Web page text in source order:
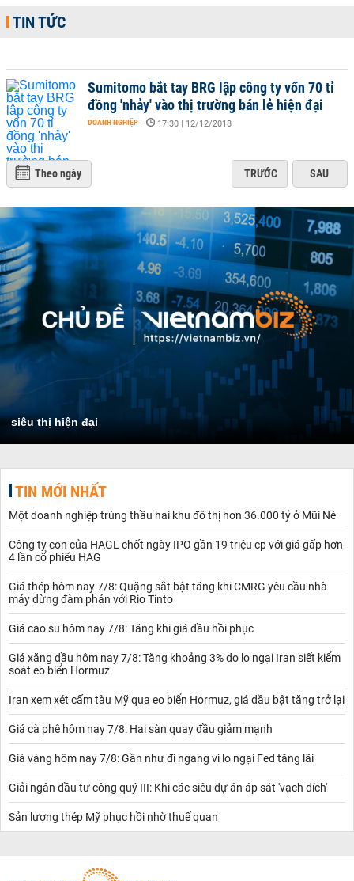
TIN TỨC
Sumitomo bắt tay BRG lập công ty vốn 70 tỉ
đồng 'nhảy' vào thị trường bán lẻ hiện đại
DOANH NGHIỆP - 17:30 | 12/12/2018
Theo ngày TRƯỚC SAU
siêu thị hiện đại
TIN MỚI NHẤT
Một doanh nghiệp trúng thầu hai khu đô thị hơn 36.000 tỷ ở Mũi Né
Công ty con của HAGL chốt ngày IPO gần 19 triệu cp với giá gấp hơn
4 lần cổ phiếu HAG
Giá thép hôm nay 7/8: Quặng sắt bật tăng khi CMRG yêu cầu nhà
máy dừng đàm phán với Rio Tinto
Giá cao su hôm nay 7/8: Tăng khi giá dầu hồi phục
Giá xăng dầu hôm nay 7/8: Tăng khoảng 3% do lo ngại Iran siết kiểm
soát eo biển Hormuz
Iran xem xét cấm tàu Mỹ qua eo biển Hormuz, giá dầu bật tăng trở lại
Giá cà phê hôm nay 7/8: Hai sàn quay đầu giảm mạnh
Giá vàng hôm nay 7/8: Gần như đi ngang vì lo ngại Fed tăng lãi
Giải ngân đầu tư công quý III: Khi các siêu dự án áp sát 'vạch đích'
Sản lượng thép Mỹ phục hồi nhờ thuế quan